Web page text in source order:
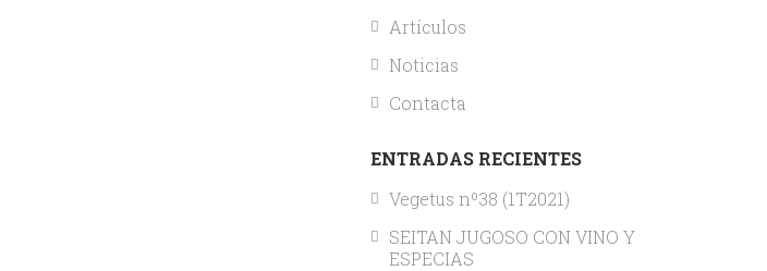
Artículos
Noticias
Contacta
ENTRADAS RECIENTES
Vegetus nº38 (1T2021)
SEITAN JUGOSO CON VINO Y
ESPECIAS